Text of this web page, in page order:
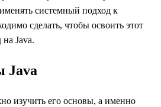
системный подход к
сделать, чтобы освоить этот
на Java.
Java
изучить его основы, а именно